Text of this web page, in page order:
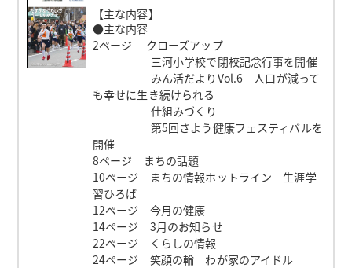
【主な内容】
●主な内容
2ページ クローズアップ
三河小学校で閉校記念行事を開催
みん活だよりVol.6 人口が減って
も幸せに生き続けられる
仕組みづくり
第5回さよう健康フェスティバルを
開催
8ページ まちの話題
10ページ まちの情報ホットライン 生涯学
習ひろば
12ページ 今月の健康
14ページ 3月のお知らせ
22ページ くらしの情報
24ページ 笑顔の輪 わが家のアイドル